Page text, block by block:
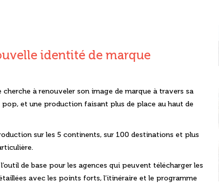
identité de marque
à renouveler son image de marque à travers sa
et une production faisant plus de place au haut de
sur les 5 continents, sur 100 destinations et plus
de base pour les agences qui peuvent télécharger les
avec les points forts, l’itinéraire et le programme